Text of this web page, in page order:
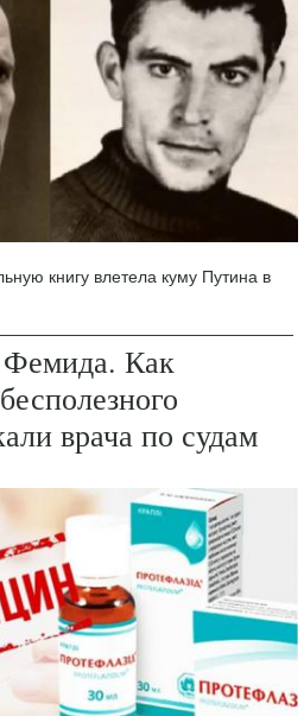
книгу влетела куму Путина в
Как
врача по судам